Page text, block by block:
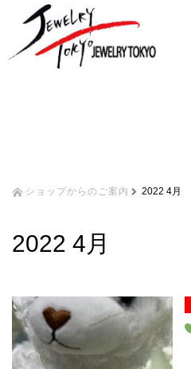
ショップからのご案内 2022 4月
2022 4月